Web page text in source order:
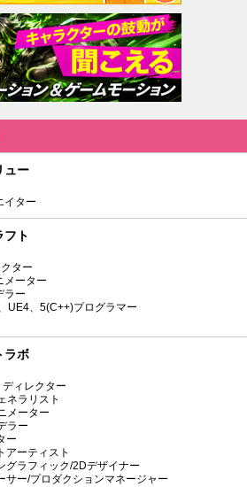
ュー
イター
フト
ター
ーター
ラー
UE4、5(C++)プログラマー
ラボ
ィレクター
ネラリスト
メーター
ラー
ー
ーティスト
ラフィック/2Dデザイナー
ー/プロダクションマネージャー